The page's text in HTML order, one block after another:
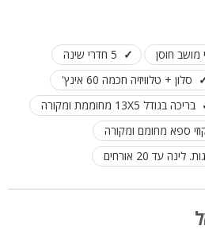
מושב חוסן
5 חדרי שינה
סלון + טלוויזיה חכמה 60 אינץ'
בריכה בגודל 13X5 מחוממת ומקורה
ספא מחומם ומקורה
עד 20 אורחים